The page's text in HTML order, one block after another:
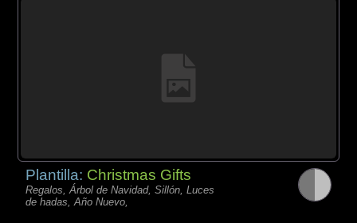
Plantilla: Christmas Gifts
Regalos, Árbol de Navidad, Sillón, Luces
de hadas, Año Nuevo,